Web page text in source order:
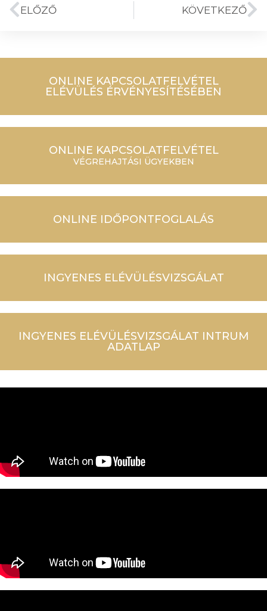
ELŐZŐ KÖVETKEZŐ
ONLINE KAPCSOLATFELVÉTEL
ELÉVÜLÉS ÉRVÉNYESÍTÉSÉBEN
ONLINE KAPCSOLATFELVÉTEL
VÉGREHAJTÁSI ÜGYEKBEN
ONLINE IDŐPONTFOGLALÁS
INGYENES ELÉVÜLÉSVIZSGÁLAT
INGYENES ELÉVÜLÉSVIZSGÁLAT INTRUM
ADATLAP